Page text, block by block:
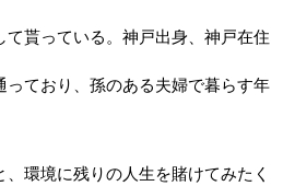
て貰っている。神戸出身、神戸在住
っており、孫のある夫婦で暮らす年
環境に残りの人生を賭けてみたく